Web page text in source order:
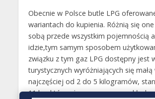
Obecnie w Polsce butle LPG
wariantach do kupienia. Różnią się
sobą przede wszystkim pojemnością
idzie,tym samym sposobem
związku z tym gaz LPG dostępny jest
turystycznych wyróżniających się małą
najczęściej od 2 do 5 kilogramów,
11 kg, które używane są na przykład